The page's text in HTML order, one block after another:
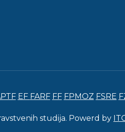
EF FARF FF FPMOZ FSRE
studija. Powerd by